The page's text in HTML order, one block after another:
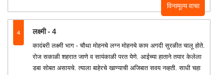
विनामूल्य वाचा
4 लक्ष्मी - 4
कादंबरी लक्ष्मी भाग - चौथा मोहनचे लग्न मोहनचे काम अगदी सुरळीत चालू होते.
रोज सकाळी शहरात जाणे व सायंकाळी परत येणे. आईच्या हाताने तयार केलेला
डबा सोबत असायचे. त्याला बाहेरचे खाण्याची अजिबात सवय नव्हती. साधी चहा